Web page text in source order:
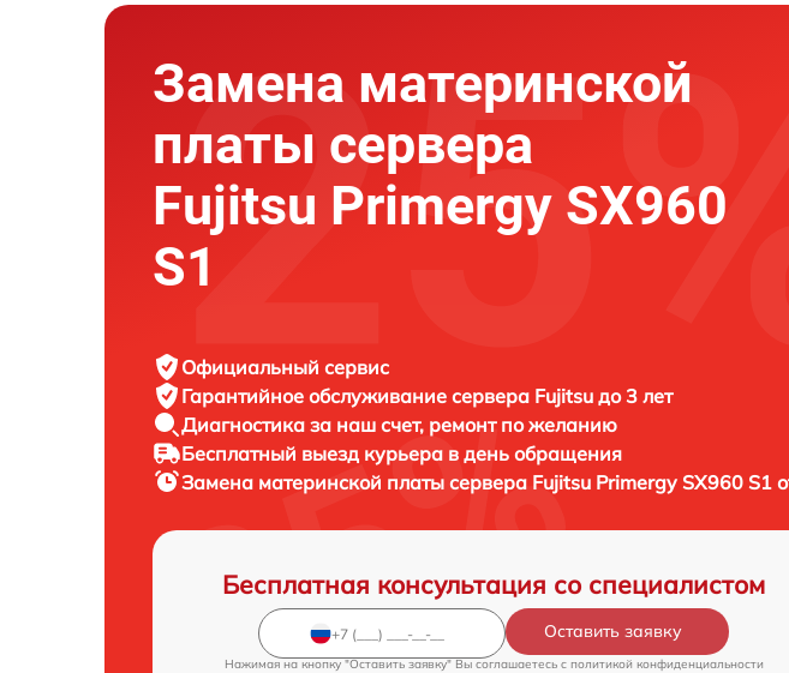
Замена материнской
платы сервера
Fujitsu Primergy SX960
S1
Официальный сервис
Гарантийное обслуживание сервера Fujitsu до 3 лет
Диагностика за наш счет, ремонт по желанию
Бесплатный выезд курьера в день обращения
Замена материнской платы сервера Fujitsu Primergy SX960 S1
Бесплатная консультация со специалистом
Оставить заявку
Нажимая на кнопку "Оставить заявку" Вы соглашаетесь c политикой конфиденциальности